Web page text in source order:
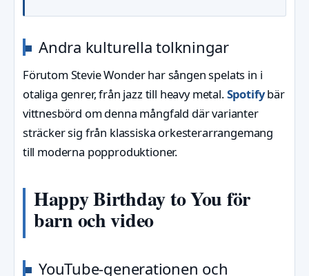
Andra kulturella tolkningar
Förutom Stevie Wonder har sången spelats in i
otaliga genrer, från jazz till heavy metal.Spotifybär
vittnesbörd om denna mångfald där varianter
sträcker sig från klassiska orkesterarrangemang
till moderna popproduktioner.
Happy Birthday to You för
barn och video
YouTube-generationen och